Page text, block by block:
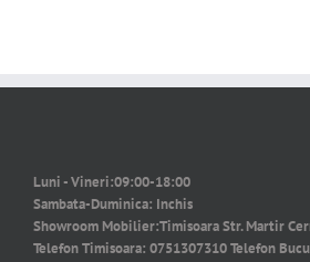
Luni - Vineri:09:00-18:00
Sambata-Duminica: Inchis
Showroom Mobilier:Timisoara Str. Martir
Telefon Timisoara: 0751307310Telefon